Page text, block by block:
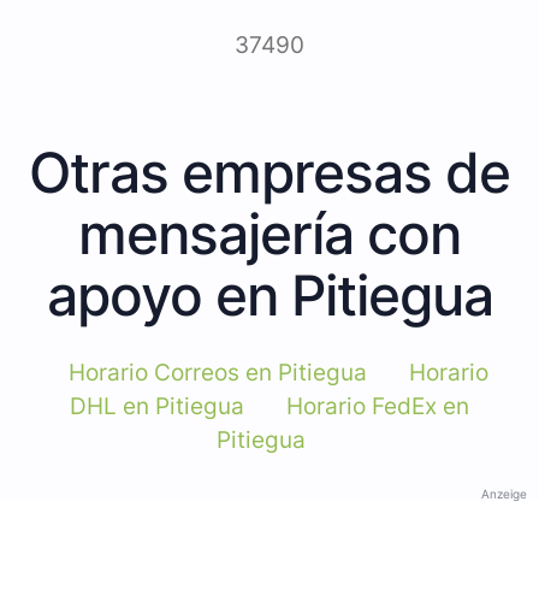
37490
Otras empresas de
mensajería con
apoyo en Pitiegua
Horario Correos en Pitiegua
Horario
DHL en Pitiegua
Horario FedEx en
Pitiegua
Anzeige